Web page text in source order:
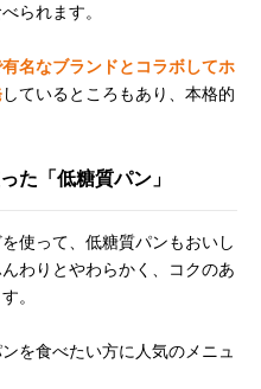
られます。
名なブランドとコラボしてホ
しているところもあり、本格的
た「低糖質パン」
使って、低糖質パンもおいし
わりとやわらかく、コクのあ
。
を食べたい方に人気のメニュ